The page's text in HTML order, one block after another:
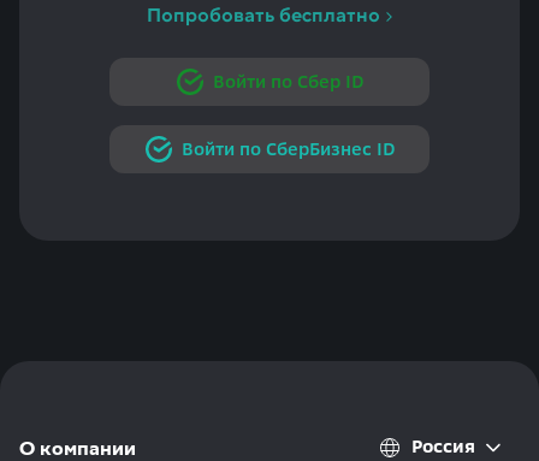
Попробовать бесплатно
Войти по Сбер ID
Войти по СберБизнес ID
О компании Россия